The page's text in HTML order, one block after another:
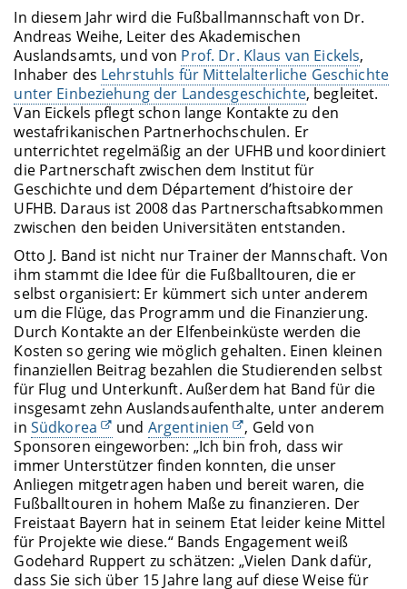
In diesem Jahr wird die Fußballmannschaft von Dr.
Andreas Weihe, Leiter des Akademischen
Auslandsamts, und von Prof. Dr. Klaus van Eickels,
Inhaber des Lehrstuhls für Mittelalterliche Geschichte
unter Einbeziehung der Landesgeschichte, begleitet.
Van Eickels pflegt schon lange Kontakte zu den
westafrikanischen Partnerhochschulen. Er
unterrichtet regelmäßig an der UFHB und koordiniert
die Partnerschaft zwischen dem Institut für
Geschichte und dem Département d’histoire der
UFHB. Daraus ist 2008 das Partnerschaftsabkommen
zwischen den beiden Universitäten entstanden.
Otto J. Band ist nicht nur Trainer der Mannschaft. Von
ihm stammt die Idee für die Fußballtouren, die er
selbst organisiert: Er kümmert sich unter anderem
um die Flüge, das Programm und die Finanzierung.
Durch Kontakte an der Elfenbeinküste werden die
Kosten so gering wie möglich gehalten. Einen kleinen
finanziellen Beitrag bezahlen die Studierenden selbst
für Flug und Unterkunft. Außerdem hat Band für die
insgesamt zehn Auslandsaufenthalte, unter anderem
in Südkorea und Argentinien
, Geld von
Sponsoren eingeworben: „Ich bin froh, dass wir
immer Unterstützer finden konnten, die unser
Anliegen mitgetragen haben und bereit waren, die
Fußballtouren in hohem Maße zu finanzieren. Der
Freistaat Bayern hat in seinem Etat leider keine Mittel
für Projekte wie diese.“ Bands Engagement weiß
Godehard Ruppert zu schätzen: „Vielen Dank dafür,
dass Sie sich über 15 Jahre lang auf diese Weise für